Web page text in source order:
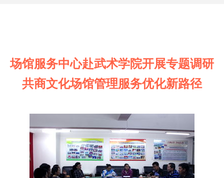
场馆服务中心赴武术学院开展专题调研
共商文化场馆管理服务优化新路径